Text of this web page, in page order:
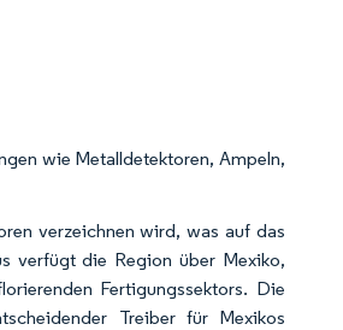
wie Metalldetektoren, Ampeln,
verzeichnen wird, was auf das
verfügt die Region über Mexiko,
Fertigungssektors. Die
Treiber für Mexikos